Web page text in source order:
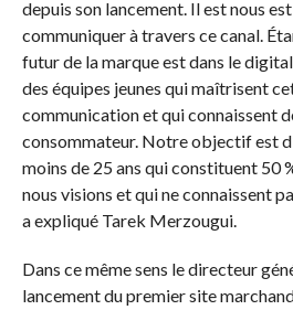
depuis son lancement. Il est nous
communiquer à travers ce canal.
futur de la marque est dans le
des équipes jeunes qui maîtrisent
communication et qui connaissent
consommateur. Notre objectif est
moins de 25 ans qui constituent 50
nous visions et qui ne connaissent
a expliqué Tarek Merzougui.
Dans ce même sens le directeur
lancement du premier site